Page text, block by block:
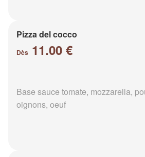
Pizza del cocco
Dès 11.00 €
Base sauce tomate, mozzarella,
oignons, oeuf